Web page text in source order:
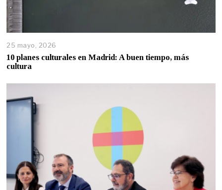
25 mayo, 2026
10 planes culturales en Madrid: A buen tiempo, más
cultura